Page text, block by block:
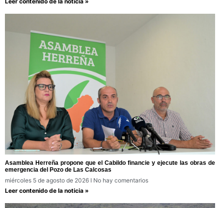
Asamblea Herreña propone que el Cabildo financie y ejecute las obras de
emergencia del Pozo de Las Calcosas
miércoles 5 de agosto de 2026
No hay comentarios
Leer contenido de la noticia »